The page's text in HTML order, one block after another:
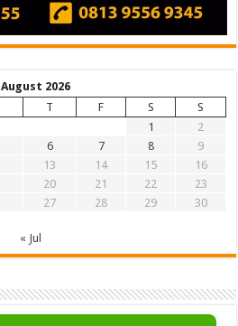
August 2026
T F S
S
1
2
6 7 8
9
13 14 15
16
20 21 22
23
27 28 29
30
« Jul